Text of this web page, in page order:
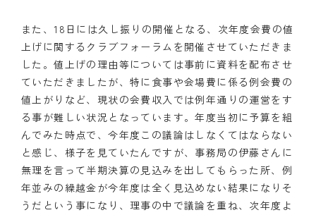
また、18日には久し振りの開催となる、次年度会費の値
上げに関するクラブフォーラムを開催させていただきま
した。値上げの理由等については事前に資料を配布させ
ていただきましたが、特に食事や会場費に係る例会費の
値上がりなど、現状の会費収入では例年通りの運営をす
る事が難しい状況となっています。年度当初に予算を組
んでみた時点で、今年度この議論はしなくてはならない
と感じ、様子を見ていたんですが、事務局の伊藤さんに
無理を言って半期決算の見込みを出してもらった所、例
年並みの繰越金が今年度は全く見込めない結果になりそ
うだという事になり、理事の中で議論を重ね、次年度よ